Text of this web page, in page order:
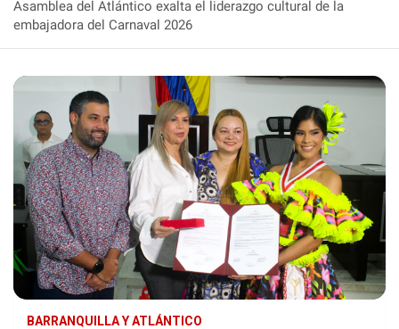
Asamblea del Atlántico exalta el liderazgo cultural de la
embajadora del Carnaval 2026
BARRANQUILLA Y ATLÁNTICO